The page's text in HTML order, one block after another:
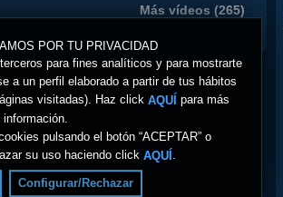
POR TU PRIVACIDAD
para fines analíticos y para mostrarte
a un perfil elaborado a partir de tus hábitos
visitadas). Haz click AQUÍ para más
información.
pulsando el botón “ACEPTAR” o
su uso haciendo click AQUÍ
Configurar/Rechazar
Más vídeos (265)